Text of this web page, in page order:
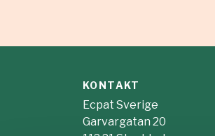
KONTAKT
Ecpat Sverige
Garvargatan 20